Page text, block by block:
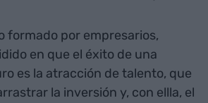
formado por empresarios,
en que el éxito de una
es la atracción de talento, que
la inversión y, con ellla, el